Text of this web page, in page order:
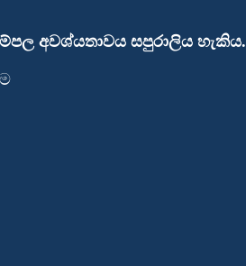
අවශ්යතාවය සපුරාලිය හැකිය.